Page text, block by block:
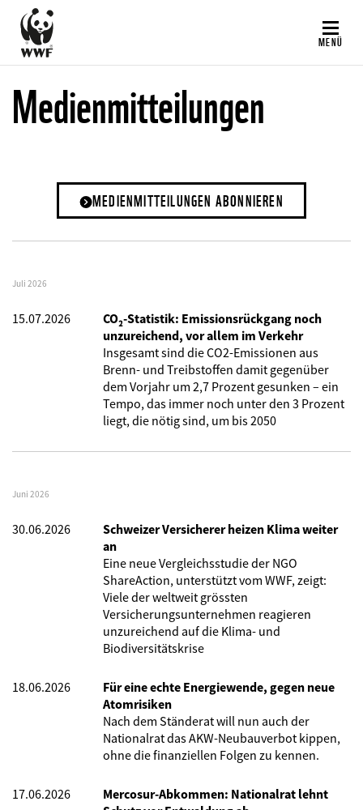
Direkt
zum
Inhalt
MENÜ
Medienmitteilungen
MEDIENMITTEILUNGEN ABONNIEREN
Juli 2026
15.07.2026
CO₂-Statistik: Emissionsrückgang noch
unzureichend, vor allem im Verkehr
Insgesamt sind die CO2-Emissionen aus
Brenn- und Treibstoffen damit gegenüber
dem Vorjahr um 2,7 Prozent gesunken – ein
Tempo, das immer noch unter den 3 Prozent
liegt, die nötig sind, um bis 2050
Juni 2026
30.06.2026
Schweizer Versicherer heizen Klima weiter
an
Eine neue Vergleichsstudie der NGO
ShareAction, unterstützt vom WWF, zeigt:
Viele der weltweit grössten
Versicherungsunternehmen reagieren
unzureichend auf die Klima- und
Biodiversitätskrise
18.06.2026
Für eine echte Energiewende, gegen neue
Atomrisiken
Nach dem Ständerat will nun auch der
Nationalrat das AKW-Neubauverbot kippen,
ohne die finanziellen Folgen zu kennen.
17.06.2026
Mercosur-Abkommen: Nationalrat lehnt